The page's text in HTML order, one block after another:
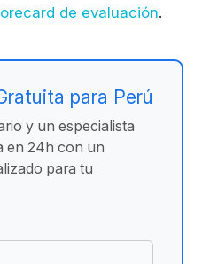
de evaluación.
para Perú
y un especialista
en 24h con un
para tu